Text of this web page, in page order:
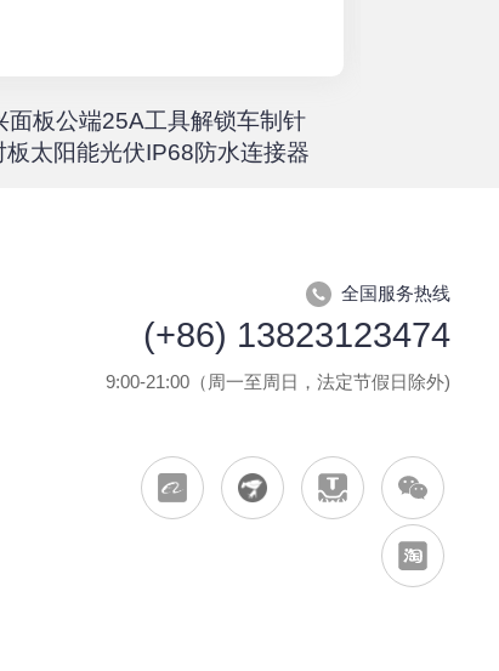
面板公端25A工具解锁车制针
板太阳能光伏IP68防水连接器
全国服务热线
(+86) 13823123474
9:00-21:00（周一至周日，法定节假日除外)